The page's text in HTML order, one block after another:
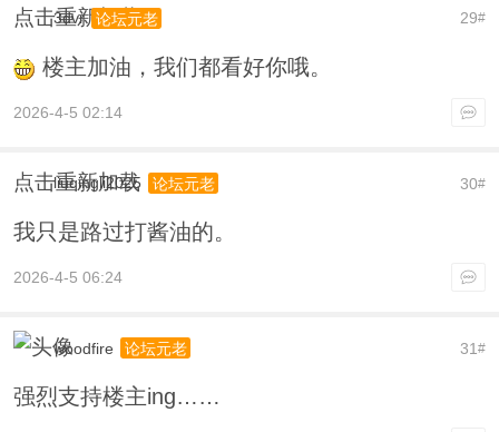
点击重新加载 29#
3dvr 论坛元老
楼主加油，我们都看好你哦。
2026-4-5 02:14
点击重新加载 30#
liuqingli2025 论坛元老
我只是路过打酱油的。
2026-4-5 06:24
31#
woodfire 论坛元老
强烈支持楼主ing……